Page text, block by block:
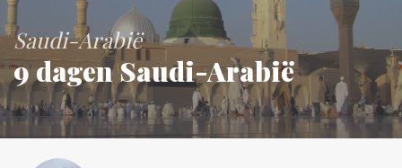
Saudi-Arabië
9 dagen Saudi-Arabië